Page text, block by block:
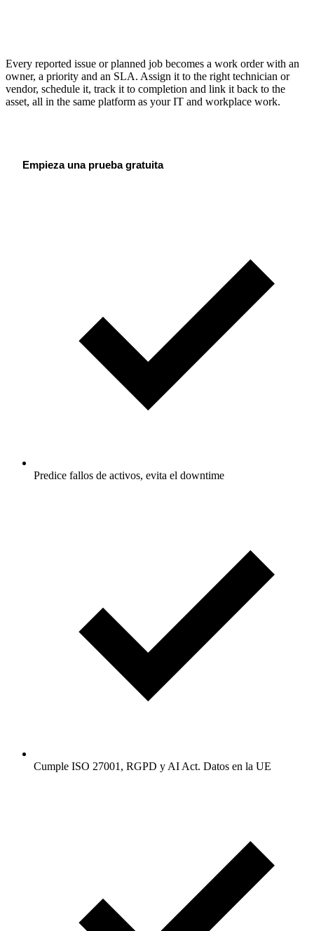
Every reported issue or planned job becomes a work order with an
owner, a priority and an SLA. Assign it to the right technician or
vendor, schedule it, track it to completion and link it back to the
asset, all in the same platform as your IT and workplace work.
Empieza una prueba gratuita
Predice fallos de activos, evita el downtime
Cumple ISO 27001, RGPD y AI Act. Datos en la UE